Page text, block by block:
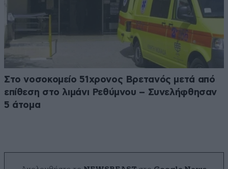
Στο νοσοκομείο 51χρονος Βρετανός μετά από
επίθεση στο λιμάνι Ρεθύμνου – Συνελήφθησαν
5 άτομα